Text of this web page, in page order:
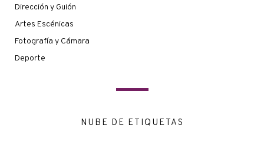
Dirección y Guión
Artes Escénicas
Fotografía y Cámara
Deporte
NUBE DE ETIQUETAS